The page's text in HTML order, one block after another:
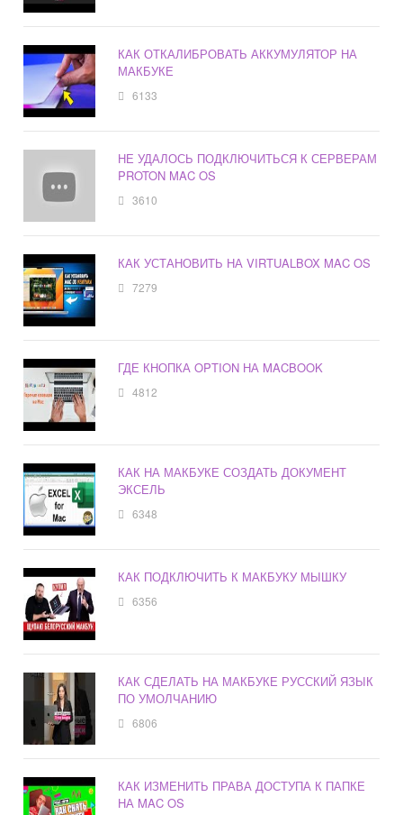
КАК ОТКАЛИБРОВАТЬ АККУМУЛЯТОР НА
МАКБУКЕ
6133
НЕ УДАЛОСЬ ПОДКЛЮЧИТЬСЯ К СЕРВЕРАМ
PROTON MAC OS
3610
КАК УСТАНОВИТЬ НА VIRTUALBOX MAC OS
7279
ГДЕ КНОПКА OPTION НА MACBOOK
4812
КАК НА МАКБУКЕ СОЗДАТЬ ДОКУМЕНТ
ЭКСЕЛЬ
6348
КАК ПОДКЛЮЧИТЬ К МАКБУКУ МЫШКУ
6356
КАК СДЕЛАТЬ НА МАКБУКЕ РУССКИЙ ЯЗЫК
ПО УМОЛЧАНИЮ
6806
КАК ИЗМЕНИТЬ ПРАВА ДОСТУПА К ПАПКЕ
НА MAC OS